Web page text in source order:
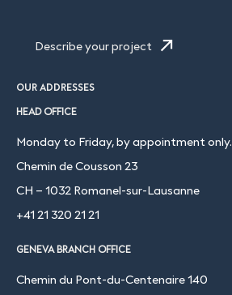
Describe your project
OUR ADDRESSES
HEAD OFFICE
Monday to Friday, by appointment only.
Chemin de Cousson 23
CH – 1032 Romanel-sur-Lausanne
+41 21 320 21 21
GENEVA BRANCH OFFICE
Chemin du Pont-du-Centenaire 140